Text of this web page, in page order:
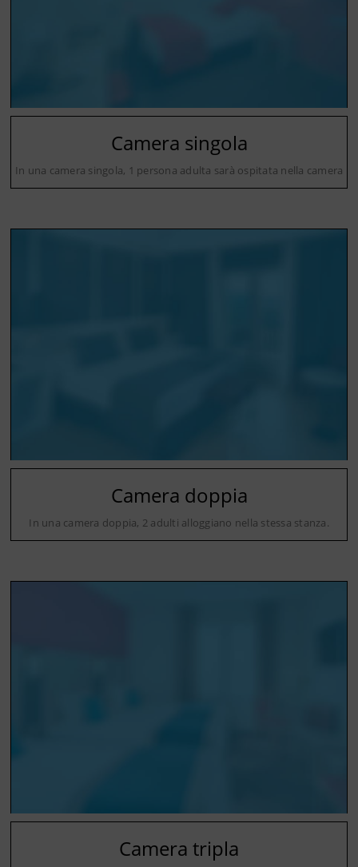
Camera singola
In una camera singola, 1 persona adulta sarà ospitata nella camera
Camera doppia
In una camera doppia, 2 adulti alloggiano nella stessa stanza.
Camera tripla